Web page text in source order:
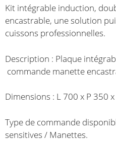
Kit intégrable induction,
encastrable, une solution
cuissons professionnelles.
Description : Plaque
commande manette
Dimensions : L 700 x P 350
Type de commande
sensitives / Manettes.